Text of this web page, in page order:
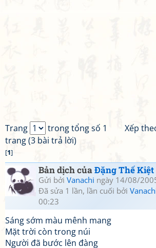
Xếp
Trang
trong tổng số 1
trang (3 bài trả lời)
[1]
Bản dịch củaĐặng Thế Kiệt
Gửi bởi Vanachi ngày 14/08/
Đã sửa 1 lần, lần cuối bởi
00:23
Sáng sớm màu mênh mang
Mặt trời còn trong núi
Người đã bước lên đàng